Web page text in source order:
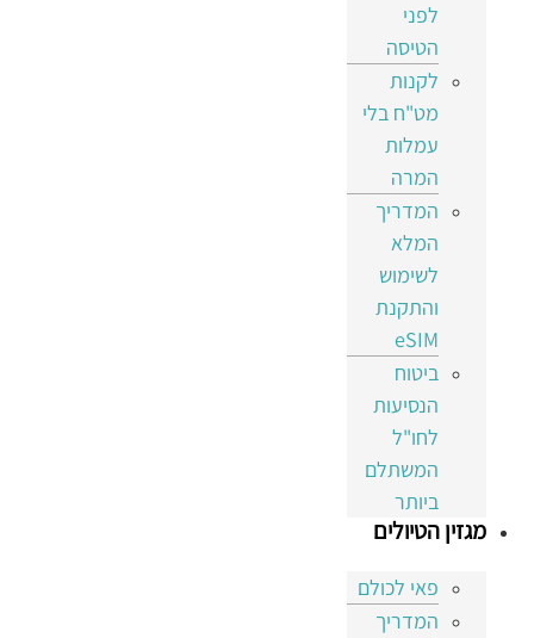
לפני
הטיסה
לקנות
מט"ח בלי
עמלות
המרה
המדריך
המלא
לשימוש
והתקנת
eSIM
ביטוח
הנסיעות
לחו"ל
המשתלם
ביותר
מגזין הטיולים
פאי לכולם
המדריך